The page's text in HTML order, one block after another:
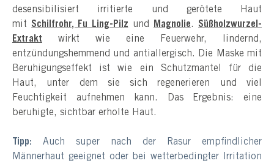
desensibilisiert irritierte und gerötete Haut
mit Schilfrohr, Fu Ling-Pilz und Magnolie. Süßholzwurzel-
Extrakt wirkt wie eine Feuerwehr, lindernd,
entzündungshemmend und antiallergisch. Die Maske mit
Beruhigungseffekt ist wie ein Schutzmantel für die
Haut, unter dem sie sich regenerieren und viel
Feuchtigkeit aufnehmen kann. Das Ergebnis: eine
beruhigte, sichtbar erholte Haut.
Tipp: Auch super nach der Rasur empfindlicher
Männerhaut geeignet oder bei wetterbedingter Irritation